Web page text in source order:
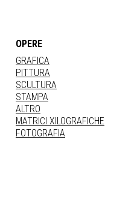
OPERE
GRAFICA
PITTURA
SCULTURA
STAMPA
ALTRO
MATRICI XILOGRAFICHE
FOTOGRAFIA